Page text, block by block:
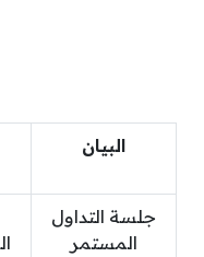
البيان
جلسة التداول
المستمر